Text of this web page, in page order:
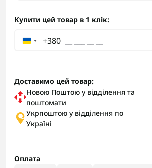
Купити цей товар в 1 клік:
+380
Доставимо цей товар:
Новою Поштою у відділення та
поштомати
Укрпоштою у відділення по
Україні
Оплата